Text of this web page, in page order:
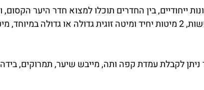
ייחודיים, בין החדרים תוכלו למצוא חדר היער הקסום,
החדרים מותאמים למשפחה של 4 נפשות, 2 מיטות יחיד ומיטה זוגית גדולה או
ניתן לקבלת עמדת קפה ותה, מייבש שיער, תמרוקים, בידה,